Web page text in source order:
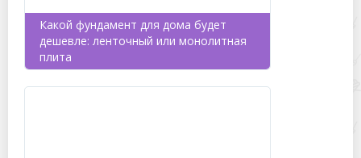
Какой фундамент для дома будет
дешевле: ленточный или монолитная
плита